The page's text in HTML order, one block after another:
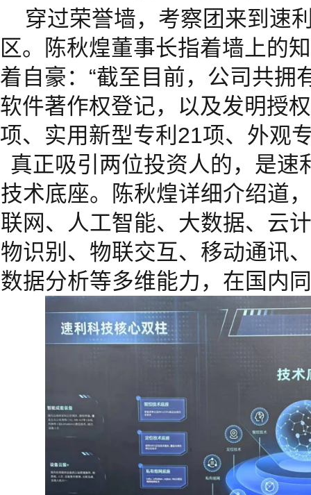
穿过荣誉墙，考察团来到速
区。陈秋煌董事长指着墙上的
着自豪：“截至目前，公司共拥
软件著作权登记，以及发明授
项、实用新型专利21项、外观
真正吸引两位投资人的，是速
技术底座。陈秋煌详细介绍道
联网、人工智能、大数据、云
物识别、物联交互、移动通讯
数据分析等多维能力，在国内